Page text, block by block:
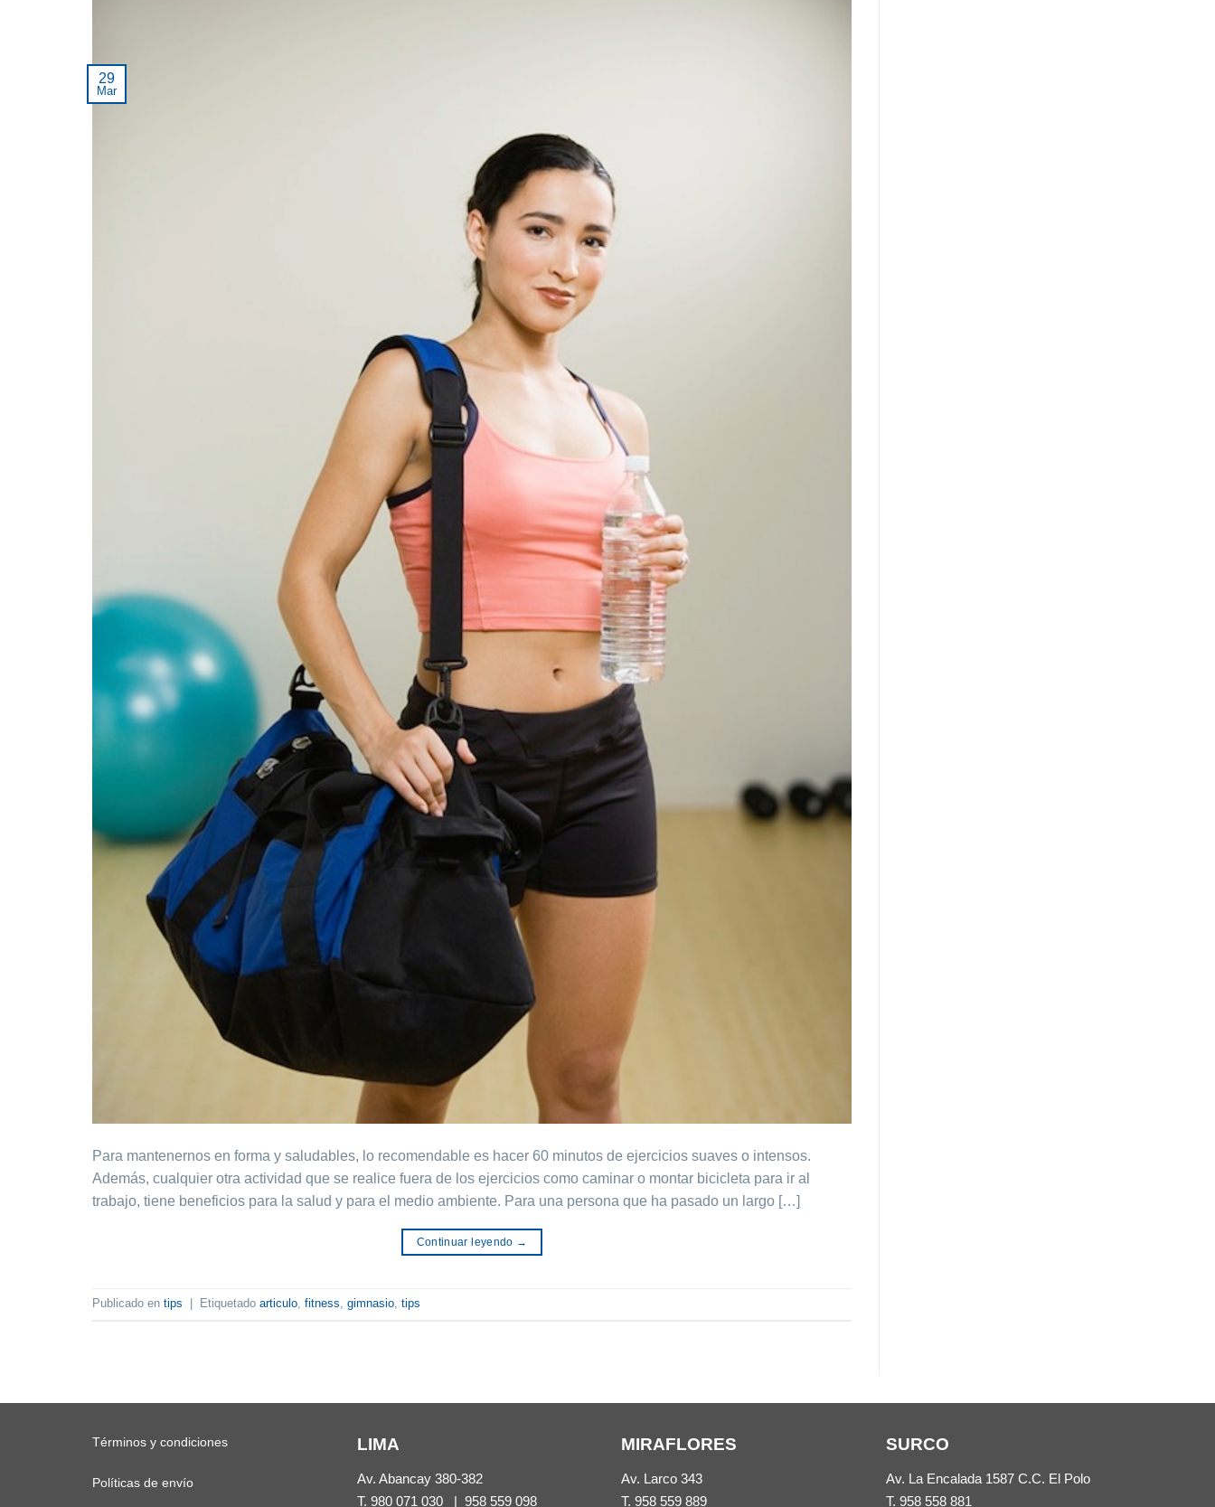
29
Mar
Para mantenernos en forma y saludables, lo recomendable es hacer 60 minutos de ejercicios suaves o intensos.
Además, cualquier otra actividad que se realice fuera de los ejercicios como caminar o montar bicicleta para ir al
trabajo, tiene beneficios para la salud y para el medio ambiente. Para una persona que ha pasado un largo […]
Continuar leyendo →
Publicado en tips Etiquetado articulo, fitness, gimnasio, tips
Términos y condiciones
Políticas de envío
LIMA
Av. Abancay 380-382
T. 980 071 030| 958 559 098
MIRAFLORES
Av. Larco 343
T. 958 559 889
SURCO
Av. La Encalada 1587 C.C. El Polo
T. 958 558 881